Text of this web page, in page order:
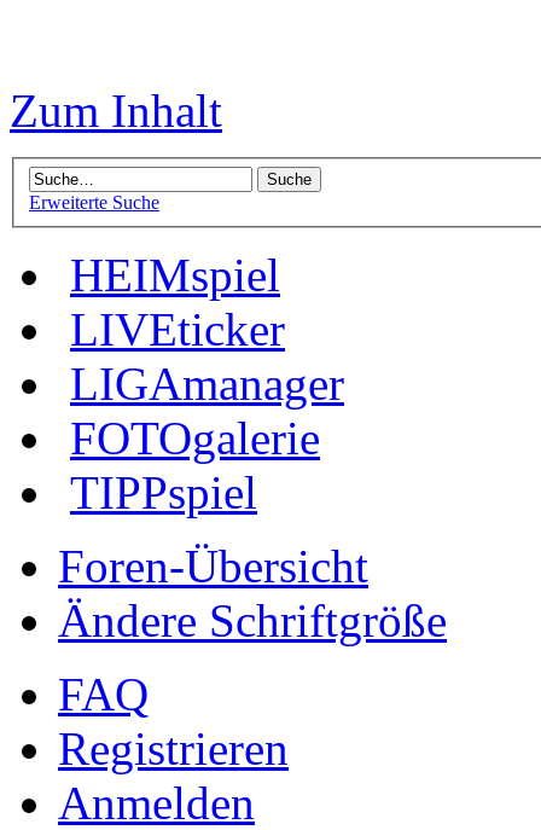
Zum Inhalt
Erweiterte Suche
HEIMspiel
LIVEticker
LIGAmanager
FOTOgalerie
TIPPspiel
Foren-Übersicht
Ändere Schriftgröße
FAQ
Registrieren
Anmelden